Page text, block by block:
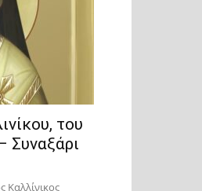
του
Συναξάρι
Καλλίνικος